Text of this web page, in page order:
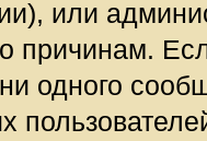
или
причинам.
одного